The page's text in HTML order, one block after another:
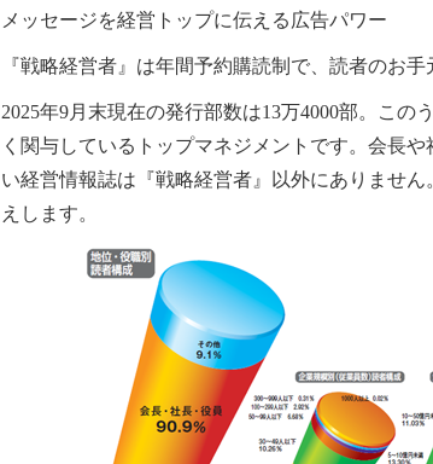
メッセージを経営トップに伝える広告パワー
『戦略経営者』は年間予約購読制で、読者のお
2025年9月末現在の発行部数は13万4000部。こ
く関与しているトップマネジメントです。会長
い経営情報誌は『戦略経営者』以外にありませ
えします。